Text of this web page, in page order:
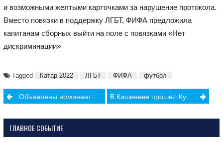
и возможными желтыми карточками за нарушение протокола.
Вместо повязки в поддержку ЛГБТ, ФИФА предложила
капитанам сборных выйти на поле с повязками «Нет
дискриминации»
Tagged Катар 2022 ЛГБТ ФИФА футбол
PostОбъявлены номинанты премии World Athletics Awards В Кишиневе прошел Кубок Молдовы по плаванию
ГЛАВНОЕ СОБЫТИЕ